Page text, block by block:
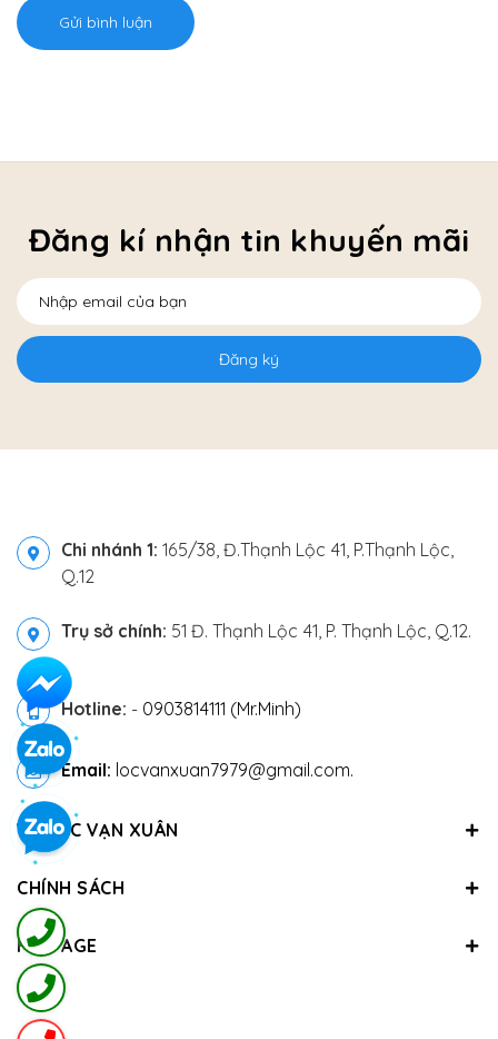
Gửi bình luận
Đăng kí nhận tin khuyến mãi
Đăng ký
Chi nhánh 1: 165/38, Đ.Thạnh Lộc 41, P.Thạnh Lộc,
Q.12
Trụ sở chính: 51 Đ. Thạnh Lộc 41, P. Thạnh Lộc, Q.12.
Hotline: - 0903814111 (Mr.Minh)
Email: locvanxuan7979@gmail.com.
VỀ LỘC VẠN XUÂN
CHÍNH SÁCH
FANPAGE